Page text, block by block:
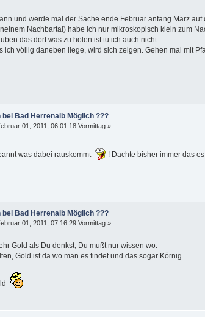
und werde mal der Sache ende Februar anfang März auf
Nachbartal) habe ich nur mikroskopisch klein zum
das dort was zu holen ist tu ich auch nicht.
ich völlig daneben liege, wird sich zeigen. Gehen mal mit
bei Bad Herrenalb Möglich ???
01, 2011, 06:01:18 Vormittag »
was dabei rauskommt ! Dachte bisher immer das
bei Bad Herrenalb Möglich ???
01, 2011, 07:16:29 Vormittag »
Gold als Du denkst, Du mußt nur wissen wo.
Gold ist da wo man es findet und das sogar Körnig.